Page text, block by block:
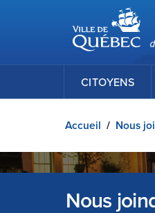
Passer au contenu principal
Ville de Québec
CITOYENS
Accueil / Nous
Nous